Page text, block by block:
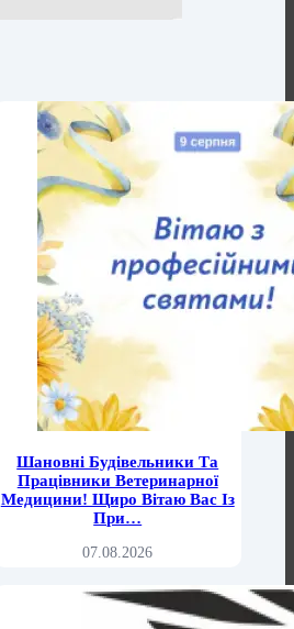
Шановні Будівельники Та
Працівники Ветеринарної
Медицини! Щиро Вітаю Вас Із
При…
07.08.2026